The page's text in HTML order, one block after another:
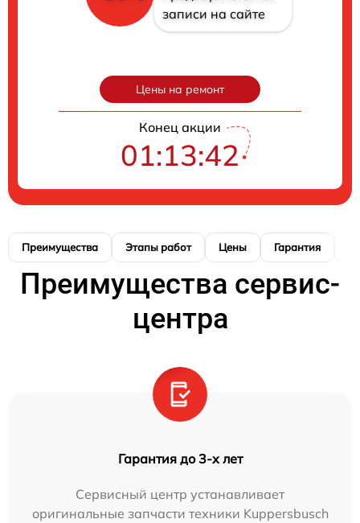
записи на сайте
Цены на ремонт
Конец акции
01:13:41
Преимущества Этапы работ Цены Гарантия
Преимущества сервис-
центра
Гарантия до 3-х лет
Сервисный центр устанавливает
оригинальные запчасти техники Kuppersbusch